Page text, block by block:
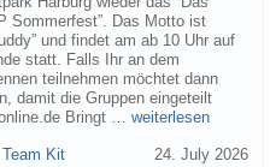
Sommerfest”. Das Motto ist
und findet am ab 10 Uhr auf
statt. Falls Ihr an dem
teilnehmen möchtet dann
damit die Gruppen eingeteilt
Bringt … weiterlesen
Kit 24. July 2026